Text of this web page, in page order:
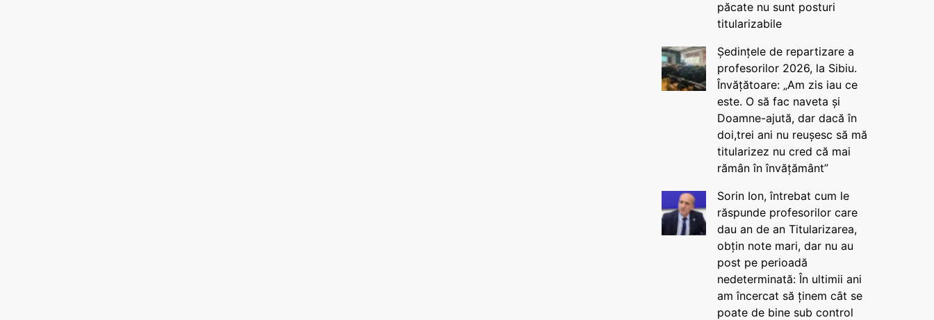
păcate nu sunt posturi
titularizabile
Ședințele de repartizare a
profesorilor 2026, la Sibiu.
Învățătoare: „Am zis iau ce
este. O să fac naveta și
Doamne-ajută, dar dacă în
doi,trei ani nu reușesc să mă
titularizez nu cred că mai
rămân în învățământ”
Sorin Ion, întrebat cum le
răspunde profesorilor care
dau an de an Titularizarea,
obțin note mari, dar nu au
post pe perioadă
nedeterminată: În ultimii ani
am încercat să ținem cât se
poate de bine sub control